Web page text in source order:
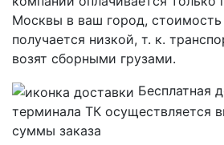
Москвы в ваш город, стоимость
получается низкой, т. к.
возят сборными грузами.
Бесплатная
терминала ТК осуществляется
суммы заказа